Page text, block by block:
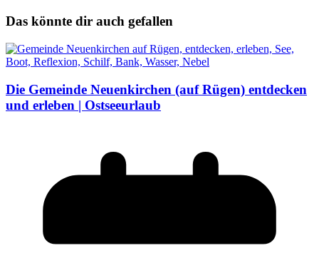
Das könnte dir auch gefallen
Die Gemeinde Neuenkirchen (auf Rügen) entdecken
und erleben | Ostseeurlaub